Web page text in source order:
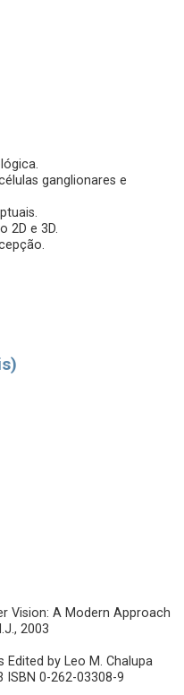
ganglionares e
2D e 3D.
Vision: A Modern Approach
2003
Edited by Leo M. Chalupa
ISBN 0-262-03308-9